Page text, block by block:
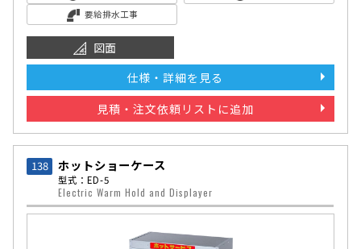
要給排水工事
図面
仕様・詳細を見る
見積・注文依頼リストに追加
138 ホットショーケース
型式：ED-5
Electric Warm Hold and Displayer